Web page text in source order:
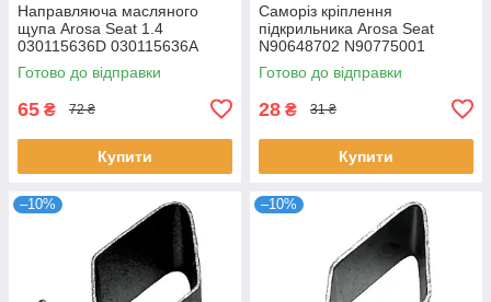
Направляюча масляного
щупа Arosa Seat 1.4
030115636D 030115636A
Готово до відправки
65 ₴ 72 ₴
Купити
Саморіз кріплення
підкрильника Arosa Seat
N90648702 N90775001
Готово до відправки
28 ₴ 31 ₴
Купити
–10% –10%